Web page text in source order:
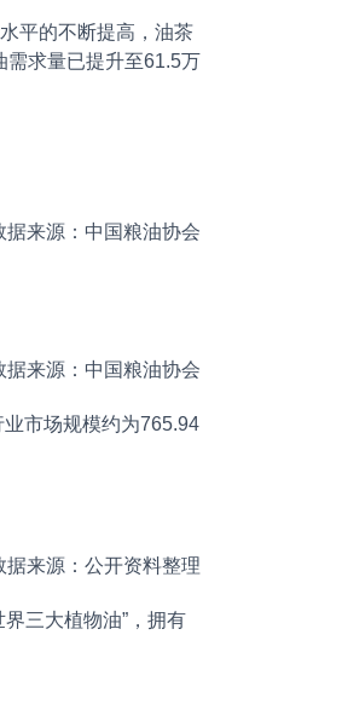
平的不断提高，油茶
需求量已提升至61.5万
据来源：中国粮油协会
据来源：中国粮油协会
市场规模约为765.94
据来源：公开资料整理
三大植物油”，拥有